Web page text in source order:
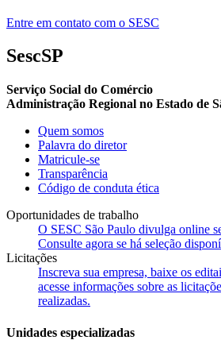
Entre em contato com o SESC
SescSP
Serviço Social do Comércio
Administração Regional no Estado de
Quem somos
Palavra do diretor
Matricule-se
Transparência
Código de conduta ética
Oportunidades de trabalho
O SESC São Paulo divulga online
Consulte agora se há seleção
Licitações
Inscreva sua empresa, baixe os
acesse informações sobre as
realizadas.
Unidades especializadas